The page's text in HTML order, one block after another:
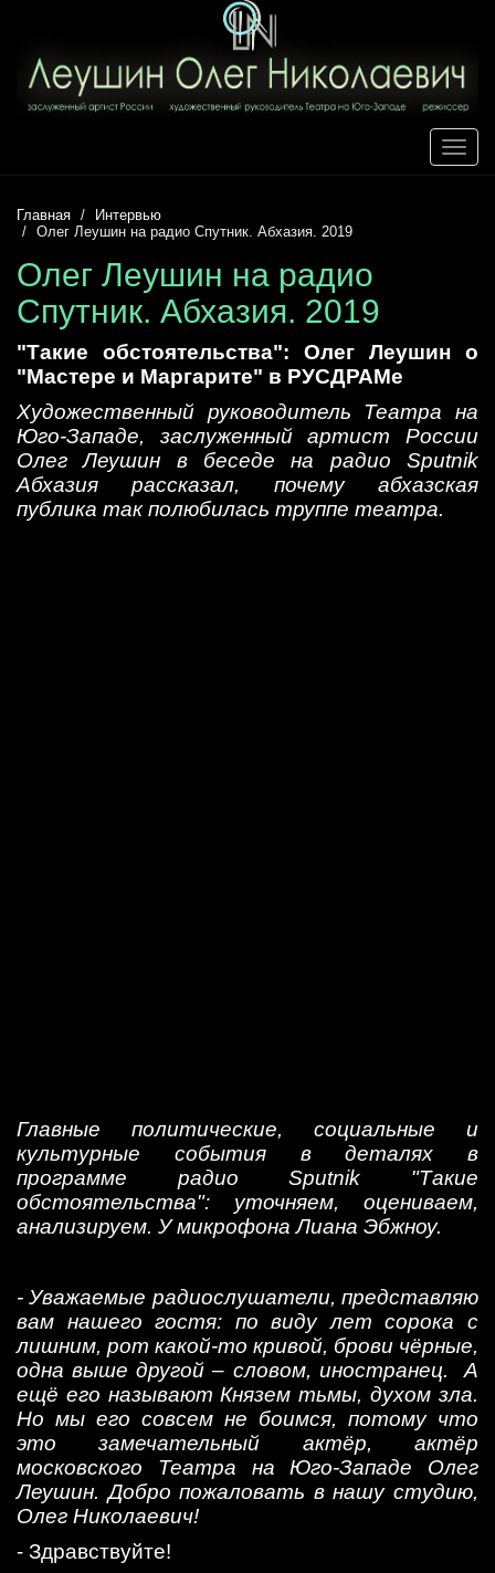
Toggle
Главная
Интервью
Олег Леушин на радио Спутник. Абхазия. 2019
Олег Леушин на радио
Спутник. Абхазия. 2019
"Такие обстоятельства": Олег Леушин о
"Мастере и Маргарите" в РУСДРАМе
Художественный руководитель Театра на
Юго-Западе, заслуженный артист России
Олег Леушин в беседе на радио Sputnik
Абхазия рассказал, почему абхазская
публика так полюбилась труппе театра.
Главные политические, социальные и
культурные события в деталях в
программе радио Sputnik "Такие
обстоятельства": уточняем, оцениваем,
анализируем. У микрофона Лиана Эбжноу.
- Уважаемые радиослушатели, представляю
вам нашего гостя: по виду лет сорока с
лишним, рот какой-то кривой, брови чёрные,
одна выше другой – словом, иностранец. А
ещё его называют Князем тьмы, духом зла.
Но мы его совсем не боимся, потому что
это замечательный актёр, актёр
московского Театра на Юго-Западе Олег
Леушин. Добро пожаловать в нашу студию,
Олег Николаевич!
- Здравствуйте!